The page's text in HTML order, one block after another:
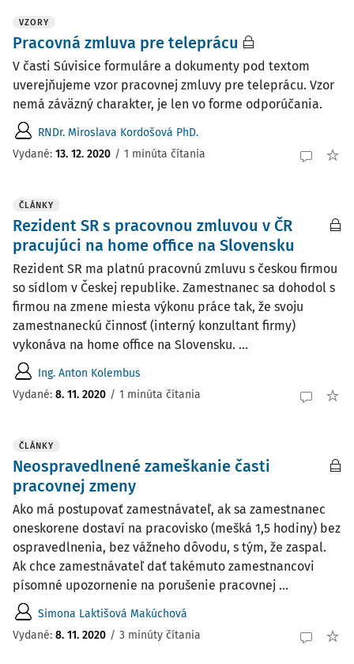
VZORY
Pracovná zmluva pre teleprácu
V časti Súvisice formuláre a dokumenty pod textom
uverejňujeme vzor pracovnej zmluvy pre teleprácu. Vzor
nemá záväzný charakter, je len vo forme odporúčania.
RNDr. Miroslava Kordošová PhD.
Vydané: 13. 12. 2020 / 1 minúta čítania
ČLÁNKY
Rezident SR s pracovnou zmluvou v ČR
pracujúci na home office na Slovensku
Rezident SR ma platnú pracovnú zmluvu s českou firmou
so sídlom v Českej republike. Zamestnanec sa dohodol s
firmou na zmene miesta výkonu práce tak, že svoju
zamestnaneckú činnosť (interný konzultant firmy)
vykonáva na home office na Slovensku. ...
Ing. Anton Kolembus
Vydané: 8. 11. 2020 / 1 minúta čítania
ČLÁNKY
Neospravedlnené zameškanie časti
pracovnej zmeny
Ako má postupovať zamestnávateľ, ak sa zamestnanec
oneskorene dostaví na pracovisko (mešká 1,5 hodiny) bez
ospravedlnenia, bez vážneho dôvodu, s tým, že zaspal.
Ak chce zamestnávateľ dať takémuto zamestnancovi
písomné upozornenie na porušenie pracovnej ...
Simona Laktišová Makúchová
Vydané: 8. 11. 2020 / 3 minúty čítania